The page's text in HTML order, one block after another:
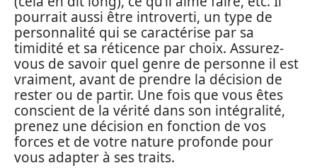
pourrait aussi être introverti, un type de
personnalité qui se caractérise par sa
timidité et sa réticence par choix. Assurez-
vous de savoir quel genre de personne il est
vraiment, avant de prendre la décision de
rester ou de partir. Une fois que vous êtes
conscient de la vérité dans son intégralité,
prenez une décision en fonction de vos
forces et de votre nature profonde pour
vous adapter à ses traits.